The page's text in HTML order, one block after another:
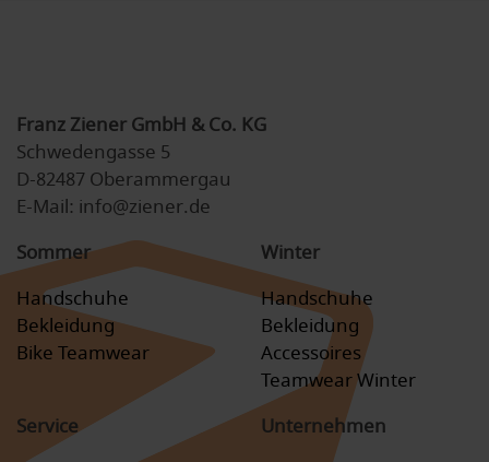
Franz Ziener GmbH & Co. KG
Schwedengasse 5
D-82487 Oberammergau
E-Mail: info@ziener.de
Sommer
Handschuhe
Bekleidung
Bike Teamwear
Winter
Handschuhe
Bekleidung
Accessoires
Teamwear Winter
Service
Unternehmen